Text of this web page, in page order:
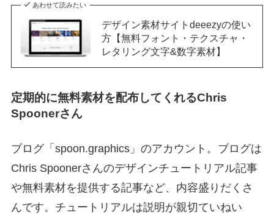
あわせて読みたい
デザイン素材サイトdeeezyの使い
方【無料フォント・テクスチャ・
レタリング文字&数字素材】
定期的に無料素材を配布してくれるChris
Spoonerさん
ブログ「spoon.graphics」のアカウント。ブログは
Chris Spoonerさんのデザインチュートリアル記事
や無料素材を提供する記事など、内容盛りだくさ
んです。チュートリアルは説明が親切ていねい